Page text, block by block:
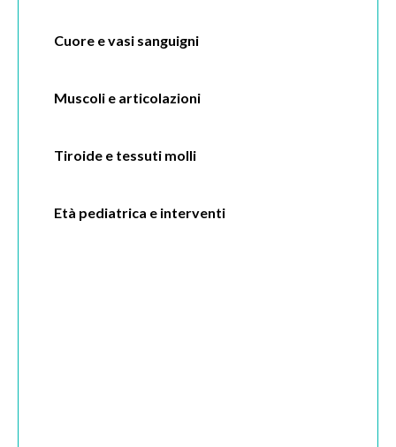
Cuore e vasi sanguigni
Muscoli e articolazioni
Tiroide e tessuti molli
Età pediatrica e interventi